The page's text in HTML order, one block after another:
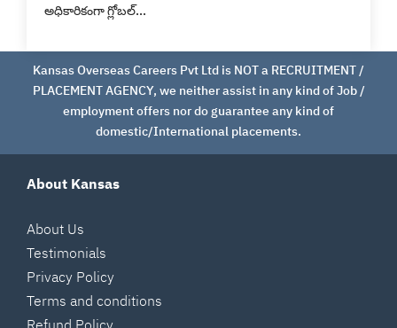
అధికారికంగా గ్లోబల్...
Kansas Overseas Careers Pvt Ltd is NOT a RECRUITMENT /
PLACEMENT AGENCY, we neither assist in any kind of Job /
employment offers nor do guarantee any kind of
domestic/International placements.
About Kansas
About Us
Testimonials
Privacy Policy
Terms and conditions